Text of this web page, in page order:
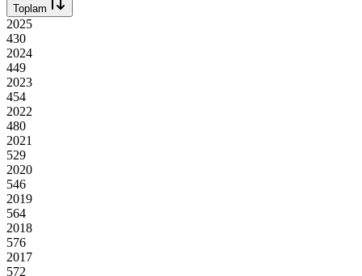
Toplam
2025
430
2024
449
2023
454
2022
480
2021
529
2020
546
2019
564
2018
576
2017
572